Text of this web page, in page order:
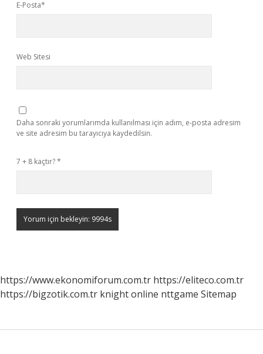
E-Posta*
Web Sitesi
Daha sonraki yorumlarımda kullanılması için adım, e-posta adresim
ve site adresim bu tarayıcıya kaydedilsin.
7 + 8 kaçtır?*
https://www.ekonomiforum.com.tr https://eliteco.com.tr
https://bigzotik.com.tr knight online nttgame Sitemap